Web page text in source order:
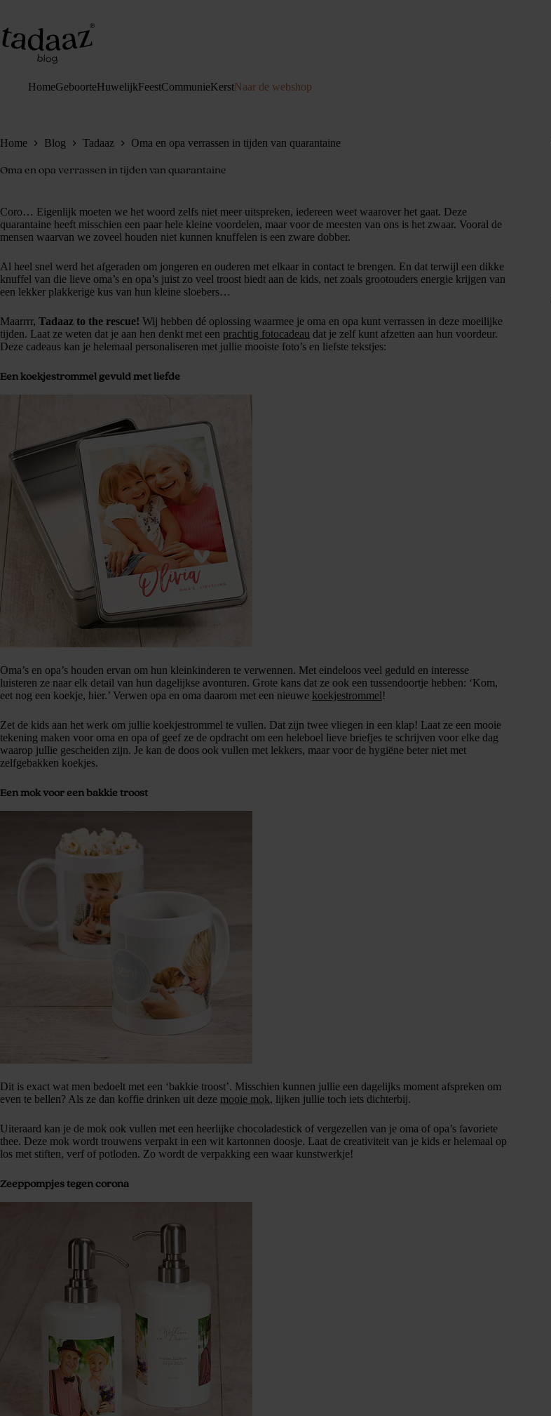
de
inhoud
HomeGeboorteHuwelijkFeestCommunieKerstNaar de webshop
Home Blog Tadaaz Oma en opa verrassen in tijden van quarantaine
Oma en opa verrassen in tijden van quarantaine
Coro… Eigenlijk moeten we het woord zelfs niet meer uitspreken, iedereen weet waarover het gaat. Deze
quarantaine heeft misschien een paar hele kleine voordelen, maar voor de meesten van ons is het zwaar. Vooral de
mensen waarvan we zoveel houden niet kunnen knuffelen is een zware dobber.
Al heel snel werd het afgeraden om jongeren en ouderen met elkaar in contact te brengen. En dat terwijl een dikke
knuffel van die lieve oma’s en opa’s juist zo veel troost biedt aan de kids, net zoals grootouders energie krijgen van
een lekker plakkerige kus van hun kleine sloebers…
Maarrrr, Tadaaz to the rescue! Wij hebben dé oplossing waarmee je oma en opa kunt verrassen in deze moeilijke
tijden. Laat ze weten dat je aan hen denkt met een prachtig fotocadeau dat je zelf kunt afzetten aan hun voordeur.
Deze cadeaus kan je helemaal personaliseren met jullie mooiste foto’s en liefste tekstjes:
Een koekjestrommel gevuld met liefde
Oma’s en opa’s houden ervan om hun kleinkinderen te verwennen. Met eindeloos veel geduld en interesse
luisteren ze naar elk detail van hun dagelijkse avonturen. Grote kans dat ze ook een tussendoortje hebben: ‘Kom,
eet nog een koekje, hier.’ Verwen opa en oma daarom met een nieuwe koekjestrommel!
Zet de kids aan het werk om jullie koekjestrommel te vullen. Dat zijn twee vliegen in een klap! Laat ze een mooie
tekening maken voor oma en opa of geef ze de opdracht om een heleboel lieve briefjes te schrijven voor elke dag
waarop jullie gescheiden zijn. Je kan de doos ook vullen met lekkers, maar voor de hygiëne beter niet met
zelfgebakken koekjes.
Een mok voor een bakkie troost
Dit is exact wat men bedoelt met een ‘bakkie troost’. Misschien kunnen jullie een dagelijks moment afspreken om
even te bellen? Als ze dan koffie drinken uit deze mooie mok, lijken jullie toch iets dichterbij.
Uiteraard kan je de mok ook vullen met een heerlijke chocoladestick of vergezellen van je oma of opa’s favoriete
thee. Deze mok wordt trouwens verpakt in een wit kartonnen doosje. Laat de creativiteit van je kids er helemaal op
los met stiften, verf of potloden. Zo wordt de verpakking een waar kunstwerkje!
Zeeppompjes tegen corona